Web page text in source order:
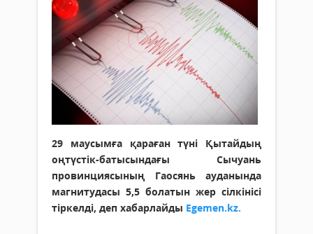
29 маусымға қараған түні Қытайдың
оңтүстік-батысындағы Сычуань
провинциясының Гаосянь ауданында
магнитудасы 5,5 болатын жер сілкінісі
тіркелді, деп хабарлайды Egemen.kz.